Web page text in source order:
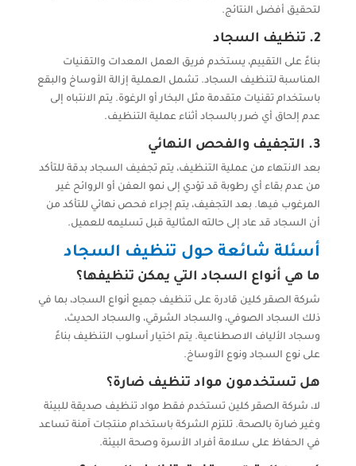
لتحقيق أفضل النتائج.
2. تنظيف السجاد
بناءً على التقييم، يستخدم فريق العمل المعدات والتقنيات
المناسبة لتنظيف السجاد. تشمل العملية إزالة الأوساخ والبقع
باستخدام تقنيات متقدمة مثل البخار أو الرغوة. يتم الانتباه إلى
عدم إلحاق أي ضرر بالسجاد أثناء عملية التنظيف.
3. التجفيف والفحص النهائي
بعد الانتهاء من عملية التنظيف، يتم تجفيف السجاد بدقة للتأكد
من عدم بقاء أي رطوبة قد تؤدي إلى نمو العفن أو الروائح غير
المرغوب فيها. بعد التجفيف، يتم إجراء فحص نهائي للتأكد من
أن السجاد قد عاد إلى حالته المثالية قبل تسليمه للعميل.
أسئلة شائعة حول تنظيف السجاد
ما هي أنواع السجاد التي يمكن تنظيفها؟
شركة الصقر كلين قادرة على تنظيف جميع أنواع السجاد، بما في
ذلك السجاد الصوفي، والسجاد الشرقي، والسجاد الحديث،
وسجاد الألياف الاصطناعية. يتم اختيار أسلوب التنظيف بناءً
على نوع السجاد ونوع الأوساخ.
هل تستخدمون مواد تنظيف ضارة؟
لا، شركة الصقر كلين تستخدم فقط مواد تنظيف صديقة للبيئة
وغير ضارة بالصحة. تلتزم الشركة باستخدام منتجات آمنة تساعد
في الحفاظ على سلامة أفراد الأسرة وصحة البيئة.